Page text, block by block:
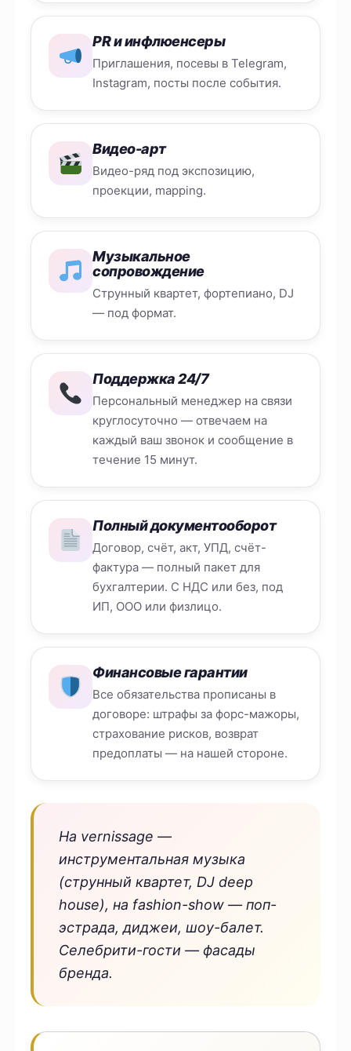
PR и инфлюенсеры
Приглашения, посевы в Telegram,
Instagram, посты после события.
Видео-арт
Видео-ряд под экспозицию,
проекции, mapping.
Музыкальное
сопровождение
Струнный квартет, фортепиано, DJ
— под формат.
Поддержка 24/7
Персональный менеджер на связи
круглосуточно — отвечаем на
каждый ваш звонок и сообщение в
течение 15 минут.
Полный документооборот
Договор, счёт, акт, УПД, счёт-
фактура — полный пакет для
бухгалтерии. С НДС или без, под
ИП, ООО или физлицо.
Финансовые гарантии
Все обязательства прописаны в
договоре: штрафы за форс-мажоры,
страхование рисков, возврат
предоплаты — на нашей стороне.
На vernissage —
инструментальная музыка
(струнный квартет, DJ deep
house), на fashion-show — поп-
эстрада, диджеи, шоу-балет.
Селебрити-гости — фасады
бренда.